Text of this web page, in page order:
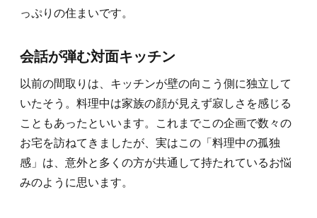
っぷりの住まいです。
会話が弾む対面キッチン
以前の間取りは、キッチンが壁の向こう側に独立して
いたそう。料理中は家族の顔が見えず寂しさを感じる
こともあったといいます。これまでこの企画で数々の
お宅を訪ねてきましたが、実はこの「料理中の孤独
感」は、意外と多くの方が共通して持たれているお悩
みのように思います。